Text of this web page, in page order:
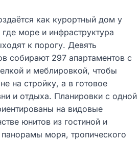
как курортный дом у
море и инфраструктура
к порогу. Девять
собирают 297 апартаментов с
и меблировкой, чтобы
на стройку, а в готовое
и отдыха. Планировки с одной
на видовые
юнитов из гостиной и
моря, тропического